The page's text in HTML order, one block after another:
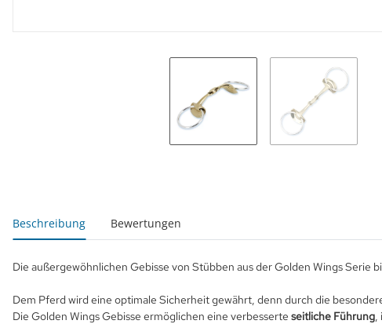
Beschreibung Bewertungen
Die außergewöhnlichen Gebisse von Stübben aus der Golden Wings Serie
Dem Pferd wird eine optimale Sicherheit gewährt, denn durch die
Die Golden Wings Gebisse ermöglichen eine verbesserte seitliche Führung,